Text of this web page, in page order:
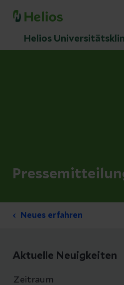
Helios
Neues erfahren
Aktuelle Neuigkeiten
Zeitraum